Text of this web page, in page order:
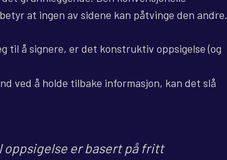
at ingen av sidene kan påtvinge den andre.
til å signere, er det konstruktiv oppsigelse (og
ved å holde tilbake informasjon, kan det slå
oppsigelse er basert på fritt